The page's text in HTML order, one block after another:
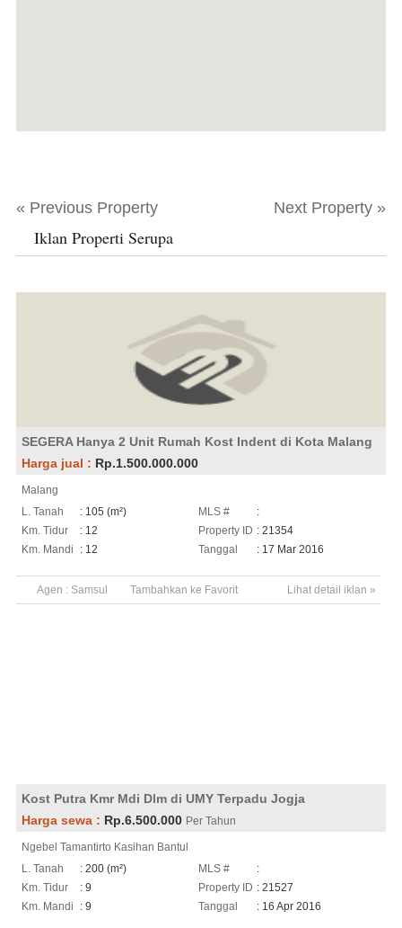
« Previous Property Next Property »
Iklan Properti Serupa
SEGERA Hanya 2 Unit Rumah Kost Indent di Kota Malang
Harga jual : Rp.1.500.000.000
Malang
L. Tanah
: 105 (m²)
Km. Tidur
: 12
Km. Mandi
: 12
MLS #
:
Property ID : 21354
Tanggal
: 17 Mar 2016
Agen : Samsul Lihat detail iklan »
Tambahkan ke Favorit
Kost Putra Kmr Mdi Dlm di UMY Terpadu Jogja
Harga sewa : Rp.6.500.000 Per Tahun
Ngebel Tamantirto Kasihan Bantul
L. Tanah
: 200 (m²)
Km. Tidur
: 9
Km. Mandi
: 9
MLS #
:
Property ID : 21527
Tanggal
: 16 Apr 2016